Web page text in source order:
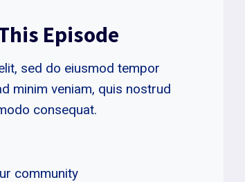
Episode
sed do eiusmod tempor
minim veniam, quis nostrud
consequat.
community